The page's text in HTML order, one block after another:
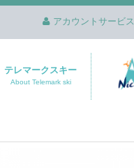
アカウントサービス
テレマークスキー
About Telemark ski